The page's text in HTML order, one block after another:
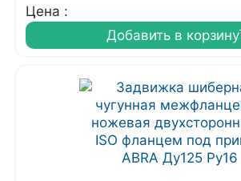
Цена :
Добавить в корзину